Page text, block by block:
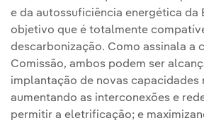
e da autossuficiência energética da
objetivo que é totalmente
descarbonização. Como assinala a
Comissão, ambos podem ser
implantação de novas capacidades
aumentando as interconexões e
permitir a eletrificação; e